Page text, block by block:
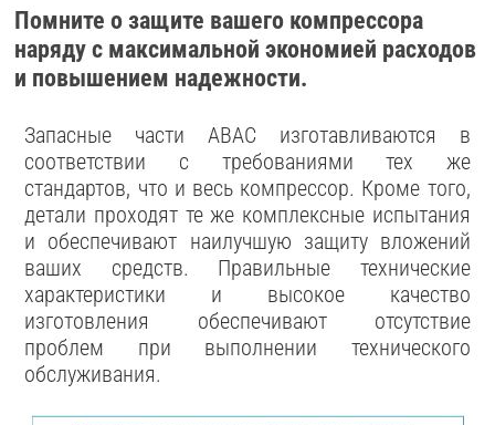
Помните о защите вашего компрессора
наряду с максимальной экономией расходов
и повышением надежности.
Запасные части ABAC изготавливаются в
соответствии с требованиями тех же
стандартов, что и весь компрессор. Кроме того,
детали проходят те же комплексные испытания
и обеспечивают наилучшую защиту вложений
ваших средств. Правильные технические
характеристики и высокое качество
изготовления обеспечивают отсутствие
проблем при выполнении технического
обслуживания.